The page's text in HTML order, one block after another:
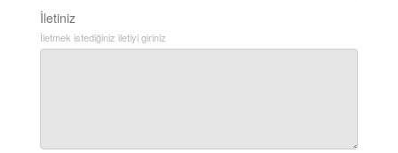
İletiniz
İletmek istediğiniz iletiyi giriniz